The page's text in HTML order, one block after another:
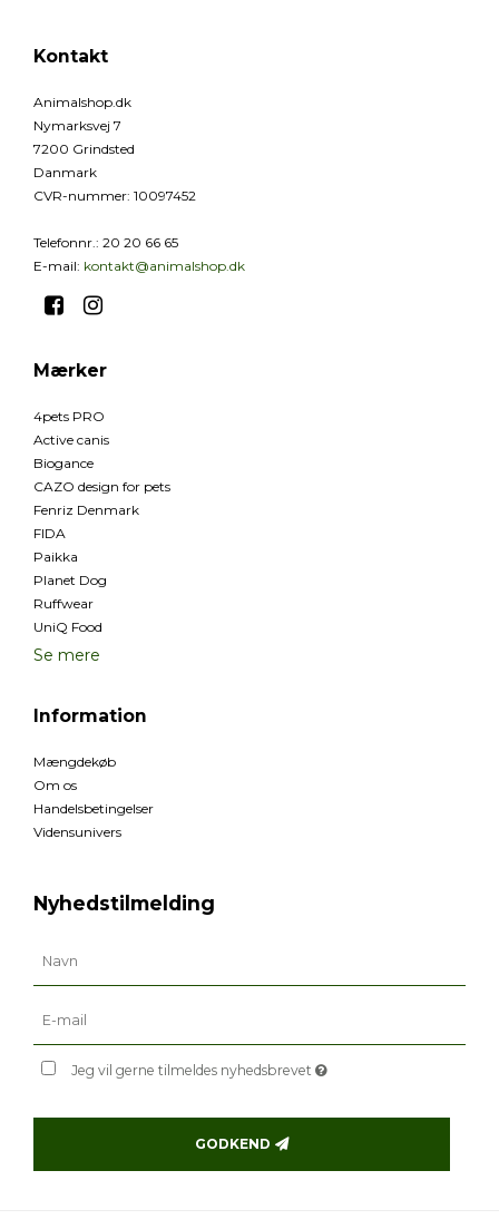
Kontakt
Animalshop.dk
Nymarksvej 7
7200 Grindsted
Danmark
CVR-nummer: 10097452
Telefonnr.: 20 20 66 65
E-mail: kontakt@animalshop.dk
Mærker
4pets PRO
Active canis
Biogance
CAZO design for pets
Fenriz Denmark
FIDA
Paikka
Planet Dog
Ruffwear
UniQ Food
Se mere
Information
Mængdekøb
Om os
Handelsbetingelser
Vidensunivers
Nyhedstilmelding
Jeg vil gerne tilmeldes nyhedsbrevet
GODKEND